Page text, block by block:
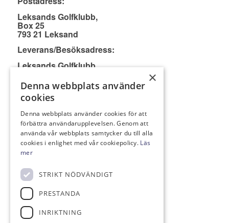
Leksands Golfklubb,
Box 25
793 21 Leksand
Leverans/Besöksadress:
Leksands Golfklubb
793 90 Leksand
info@leksandsgk.se
0247-146 40
Bankgiro: 798-8579
FÖLJ OSS PÅ
×
Denna webbplats använder
cookies
Denna webbplats använder cookies för att
förbättra användarupplevelsen. Genom att
använda vår webbplats samtycker du till alla
cookies i enlighet med vår cookiepolicy. Läs
mer
STRIKT NÖDVÄNDIGT
PRESTANDA
INRIKTNING